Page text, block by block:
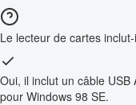
Le lecteur de cartes
Oui, il inclut un câble
pour Windows 98 SE.